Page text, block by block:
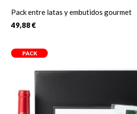
Pack entre latas y embutidos gourmet
49,88 €
PACK